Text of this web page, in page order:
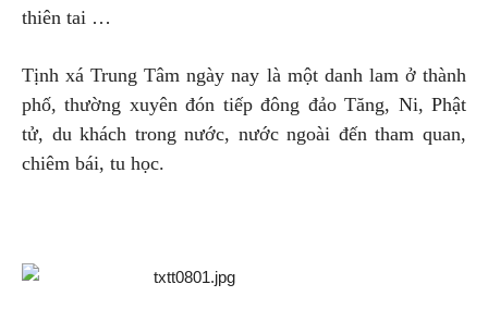
thiên tai …
Tịnh xá Trung Tâm ngày nay là một danh lam ở thành
phố, thường xuyên đón tiếp đông đảo Tăng, Ni, Phật
tử, du khách trong nước, nước ngoài đến tham quan,
chiêm bái, tu học.